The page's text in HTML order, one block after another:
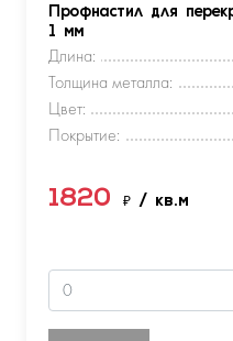
Профнастил для
1 мм
Длина:
Толщина металла:
Цвет:
Покрытие:
1820 ₽ / кв.м